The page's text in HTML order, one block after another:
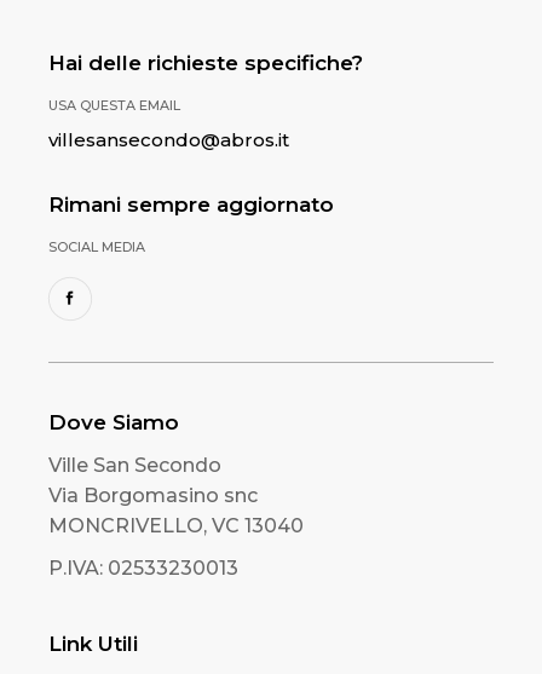
Hai delle richieste specifiche?
USA QUESTA EMAIL
villesansecondo@abros.it
Rimani sempre aggiornato
SOCIAL MEDIA
Dove Siamo
Ville San Secondo
Via Borgomasino snc
MONCRIVELLO, VC 13040
P.IVA: 02533230013
Link Utili